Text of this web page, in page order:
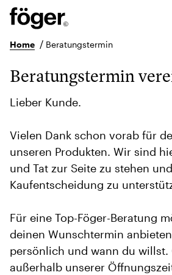
Home / Beratungstermin
Beratungstermin
Lieber Kunde.
Vielen Dank schon vorab für
unseren Produkten. Wir sind
und Tat zur Seite zu stehen
Kaufentscheidung zu
Für eine Top-Föger-Beratung
deinen Wunschtermin
persönlich und wann du willst.
außerhalb unserer